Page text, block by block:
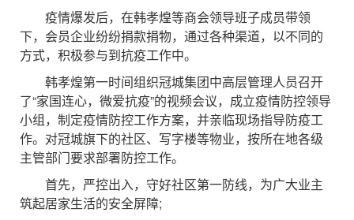
疫情爆发后，在韩孝煌等商会领导班子成员带领
下，会员企业纷纷捐款捐物，通过各种渠道，以不同的
方式，积极参与到抗疫工作中。
韩孝煌第一时间组织冠城集团中高层管理人员召开
了“家国连心，微爱抗疫”的视频会议，成立疫情防控领导
小组，制定疫情防控工作方案，并亲临现场指导防疫工
作。对冠城旗下的社区、写字楼等物业，按所在地各级
主管部门要求部署防控工作。
首先，严控出入，守好社区第一防线，为广大业主
筑起居家生活的安全屏障;